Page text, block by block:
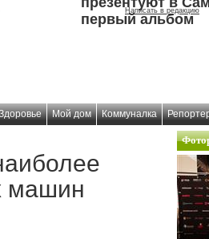
Написать в редакцию
первый альбом
Мой дом Коммуналка
машин